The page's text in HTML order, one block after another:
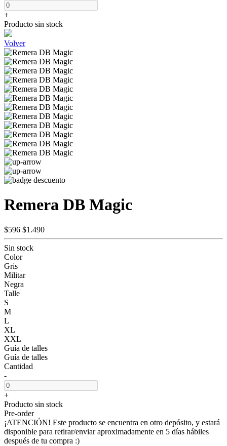
+
Producto sin stock
Volver
Remera DB Magic
$596 $1.490
Sin stock
Color
Gris
Militar
Negra
Talle
S
M
L
XL
XXL
Guía de talles
Guía de talles
Cantidad
-
+
Producto sin stock
Pre-order
¡ATENCIÓN! Este producto se encuentra en otro depósito, y estará
disponible para retirar/enviar aproximadamente en 5 días hábiles
después de tu compra :)